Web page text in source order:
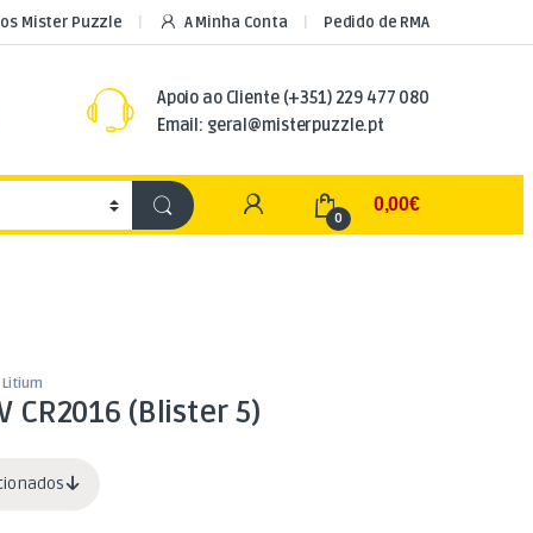
Mister Puzzle A Minha Conta Pedido de RMA
Apoio ao Cliente(+351) 229 477 080
Email: geral@misterpuzzle.pt
My Account
0
0,00€
Litium
CR2016 (Blister 5)